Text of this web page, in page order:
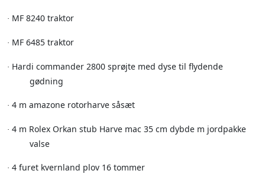
· MF 8240 traktor
· MF 6485 traktor
· Hardi commander 2800 sprøjte med dyse til flydende
gødning
· 4 m amazone rotorharve såsæt
· 4 m Rolex Orkan stub Harve mac 35 cm dybde m jordpakke
valse
· 4 furet kvernland plov 16 tommer